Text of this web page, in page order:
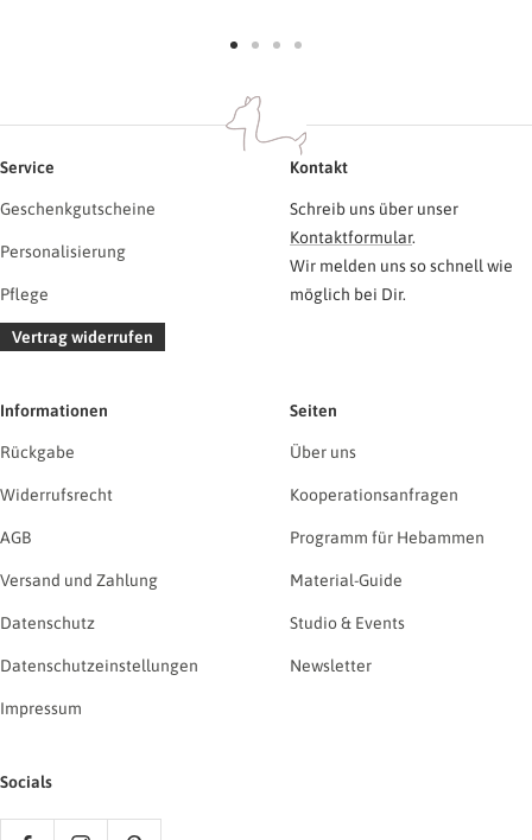
1
gehen
2
gehen
gehengehen
Service
Geschenkgutscheine
Personalisierung
Pflege
Vertrag widerrufen
Kontakt
Schreib uns über unser
Kontaktformular.
Wir melden uns so schnell wie
möglich bei Dir.
Informationen
Rückgabe
Widerrufsrecht
AGB
Versand und Zahlung
Datenschutz
Datenschutzeinstellungen
Impressum
Seiten
Über uns
Kooperationsanfragen
Programm für Hebammen
Material-Guide
Studio & Events
Newsletter
Socials